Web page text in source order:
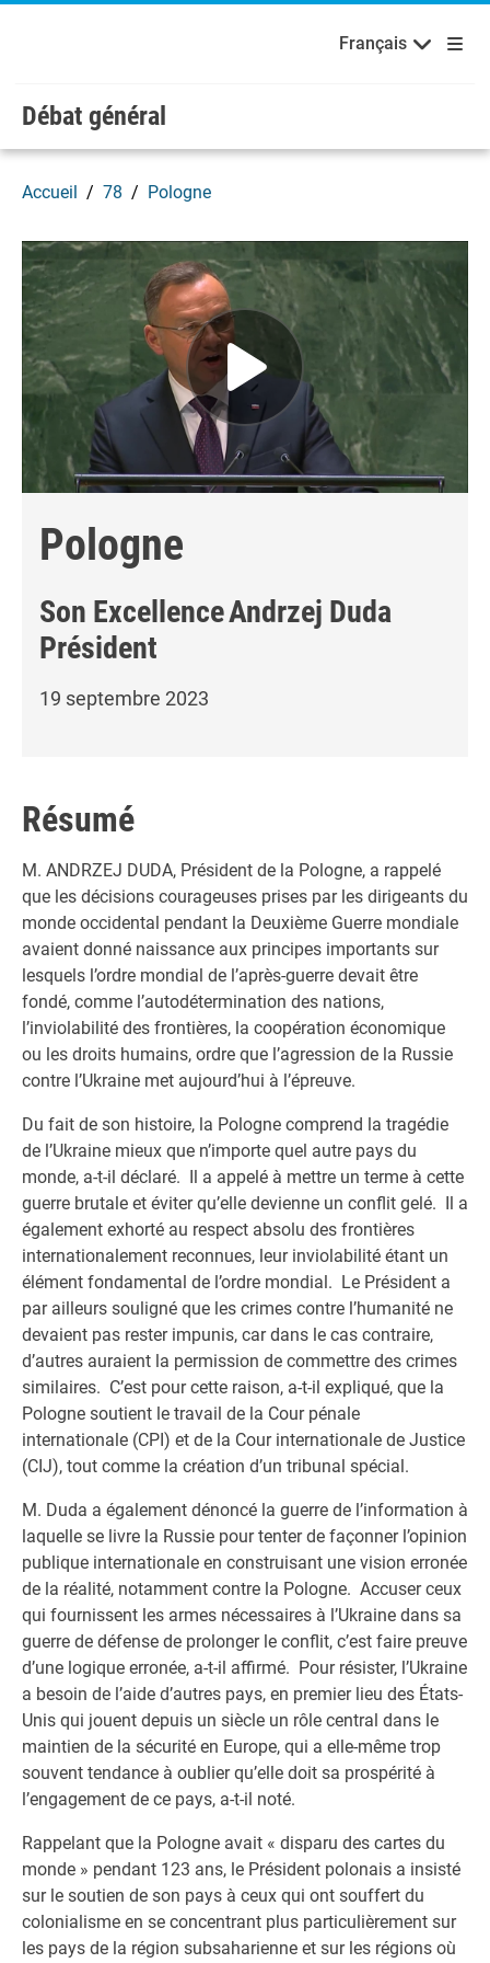
Skip to main content / navigation
Bienvenue aux Nations Unies Français Русский
EspañolFrançais
Débat général
Accueil 78 Pologne
Pologne
Son ExcellenceAndrzej Duda
Président
19 septembre 2023
Résumé
M. ANDRZEJ DUDA, Président de la Pologne, a rappelé
que les décisions courageuses prises par les dirigeants du
monde occidental pendant la Deuxième Guerre mondiale
avaient donné naissance aux principes importants sur
lesquels l’ordre mondial de l’après-guerre devait être
fondé, comme l’autodétermination des nations,
l’inviolabilité des frontières, la coopération économique
ou les droits humains, ordre que l’agression de la Russie
contre l’Ukraine met aujourd’hui à l’épreuve.
Du fait de son histoire, la Pologne comprend la tragédie
de l’Ukraine mieux que n’importe quel autre pays du
monde, a-t-il déclaré. Il a appelé à mettre un terme à cette
guerre brutale et éviter qu’elle devienne un conflit gelé. Il a
également exhorté au respect absolu des frontières
internationalement reconnues, leur inviolabilité étant un
élément fondamental de l’ordre mondial. Le Président a
par ailleurs souligné que les crimes contre l’humanité ne
devaient pas rester impunis, car dans le cas contraire,
d’autres auraient la permission de commettre des crimes
similaires. C’est pour cette raison, a-t-il expliqué, que la
Pologne soutient le travail de la Cour pénale
internationale (CPI) et de la Cour internationale de Justice
(CIJ), tout comme la création d’un tribunal spécial.
M. Duda a également dénoncé la guerre de l’information à
laquelle se livre la Russie pour tenter de façonner l’opinion
publique internationale en construisant une vision erronée
de la réalité, notamment contre la Pologne. Accuser ceux
qui fournissent les armes nécessaires à l’Ukraine dans sa
guerre de défense de prolonger le conflit, c’est faire preuve
d’une logique erronée, a-t-il affirmé. Pour résister, l’Ukraine
a besoin de l’aide d’autres pays, en premier lieu des États-
Unis qui jouent depuis un siècle un rôle central dans le
maintien de la sécurité en Europe, qui a elle-même trop
souvent tendance à oublier qu’elle doit sa prospérité à
l’engagement de ce pays, a-t-il noté.
Rappelant que la Pologne avait « disparu des cartes du
monde » pendant 123 ans, le Président polonais a insisté
sur le soutien de son pays à ceux qui ont souffert du
colonialisme en se concentrant plus particulièrement sur
les pays de la région subsaharienne et sur les régions où